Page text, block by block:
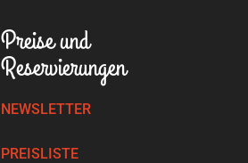
Preise und
Reservierungen
NEWSLETTER
PREISLISTE